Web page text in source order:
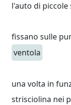
l'auto di piccole
fissano sulle
ventola
una volta in
strisciolina nei